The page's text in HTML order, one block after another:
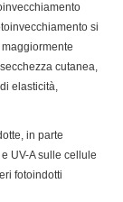
si
cutanea,
elasticità,
in parte
UV-A sulle cellule
fotoindotti